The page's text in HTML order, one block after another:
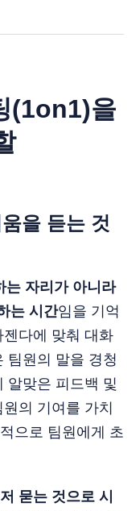
(1on1)을
을 듣는 것
는 자리가 아니라
는 시간임을 기억
다에 맞춰 대화
팀원의 말을 경청
알맞은 피드백 및
의 기여를 가치
으로 팀원에게 초
묻는 것으로 시